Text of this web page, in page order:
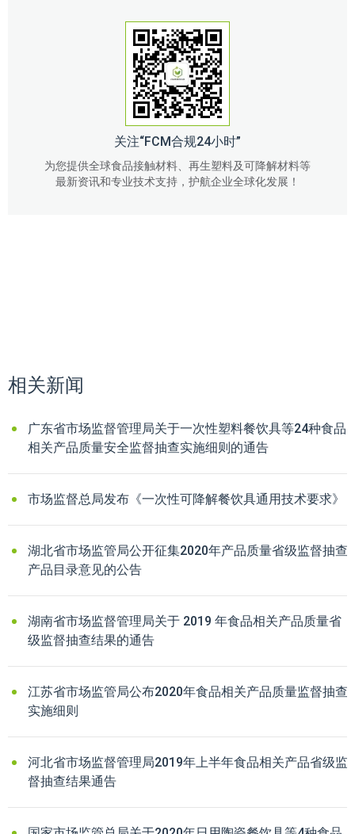
关注“FCM合规24小时”
为您提供全球食品接触材料、再生塑料及可降解材料等
最新资讯和专业技术支持，护航企业全球化发展！
相关新闻
广东省市场监督管理局关于一次性塑料餐饮具等24种食品
相关产品质量安全监督抽查实施细则的通告
市场监督总局发布《一次性可降解餐饮具通用技术要求》
湖北省市场监管局公开征集2020年产品质量省级监督抽查
产品目录意见的公告
湖南省市场监督管理局关于 2019 年食品相关产品质量省
级监督抽查结果的通告
江苏省市场监管局公布2020年食品相关产品质量监督抽查
实施细则
河北省市场监督管理局2019年上半年食品相关产品省级监
督抽查结果通告